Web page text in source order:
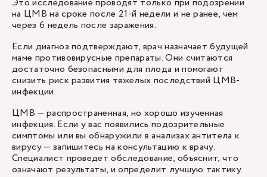
на ЦМВ на сроке после 21-й недели и не ранее, чем
через 6 недель после заражения.
Если диагноз подтверждают, врач назначает будущей
маме противовирусные препараты. Они считаются
достаточно безопасными для плода и помогают
снизить риск развития тяжелых последствий ЦМВ-
инфекции.
ЦМВ — распространенная, но хорошо изученная
инфекция. Если у вас появились подозрительные
симптомы или вы обнаружили в анализах антитела к
вирусу — запишитесь на консультацию к врачу.
Специалист проведет обследование, объяснит, что
означают результаты, и определит лучшую тактику.